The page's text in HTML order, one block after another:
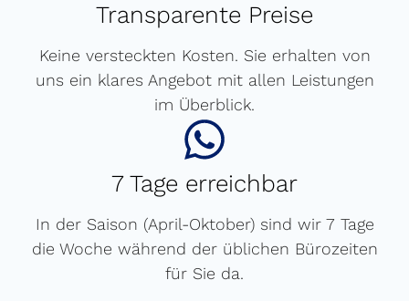
Transparente Preise
Keine versteckten Kosten. Sie erhalten von
uns ein klares Angebot mit allen Leistungen
im Überblick.
7 Tage erreichbar
In der Saison (April-Oktober) sind wir 7 Tage
die Woche während der üblichen Bürozeiten
für Sie da.